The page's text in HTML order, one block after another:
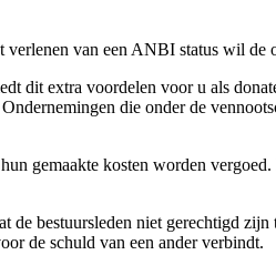
van een ANBI status wil de
dit extra voordelen voor u als
die onder de
gemaakte kosten worden
bestuursleden niet gerechtigd
de schuld van een ander verbindt.